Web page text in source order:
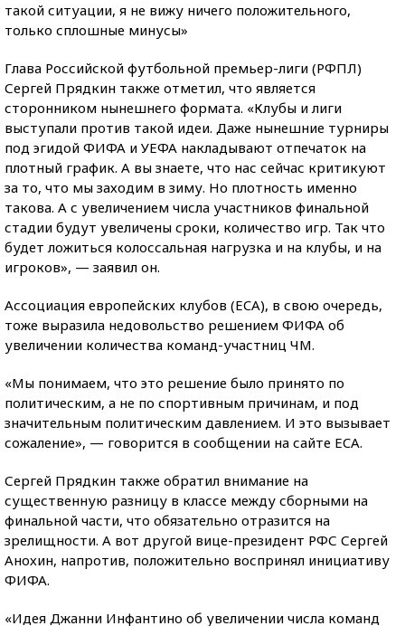
такой ситуации, я не вижу ничего положительного,
только сплошные минусы»
Глава Российской футбольной премьер-лиги (РФПЛ)
Сергей Прядкин также отметил, что является
сторонником нынешнего формата. «Клубы и лиги
выступали против такой идеи. Даже нынешние турниры
под эгидой ФИФА и УЕФА накладывают отпечаток на
плотный график. А вы знаете, что нас сейчас критикуют
за то, что мы заходим в зиму. Но плотность именно
такова. А с увеличением числа участников финальной
стадии будут увеличены сроки, количество игр. Так что
будет ложиться колоссальная нагрузка и на клубы, и на
игроков», — заявил он.
Ассоциация европейских клубов (ECA), в свою очередь,
тоже выразила недовольство решением ФИФА об
увеличении количества команд-участниц ЧМ.
«Мы понимаем, что это решение было принято по
политическим, а не по спортивным причинам, и под
значительным политическим давлением. И это вызывает
сожаление», — говорится в сообщении на сайте ECA.
Сергей Прядкин также обратил внимание на
существенную разницу в классе между сборными на
финальной части, что обязательно отразится на
зрелищности. А вот другой вице-президент РФС Сергей
Анохин, напротив, положительно воспринял инициативу
ФИФА.
«Идея Джанни Инфантино об увеличении числа команд